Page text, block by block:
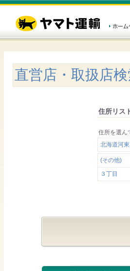
直営店・取扱店
住所リス
住所を選ん
北海道河
(その他)
３丁目